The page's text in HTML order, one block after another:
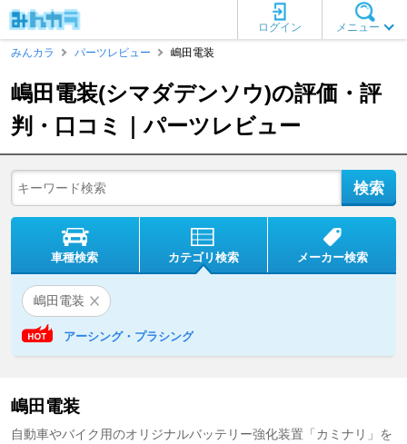
メニュー
ログイン
みんカラ
パーツレビュー 嶋田電装
嶋田電装(シマダデンソウ)の評価・評
判・口コミ｜パーツレビュー
車種検索 カテゴリ検索 メーカー検索
嶋田電装
アーシング・プラシング
嶋田電装
自動車やバイク用のオリジナルバッテリー強化装置「カミナリ」を